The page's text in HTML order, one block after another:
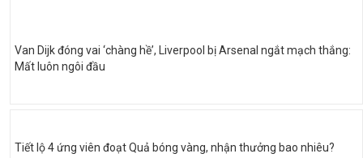
Van Dijk đóng vai ‘chàng hề’, Liverpool bị Arsenal ngắt mạch thắng:
Mất luôn ngôi đầu
Tiết lộ 4 ứng viên đoạt Quả bóng vàng, nhận thưởng bao nhiêu?